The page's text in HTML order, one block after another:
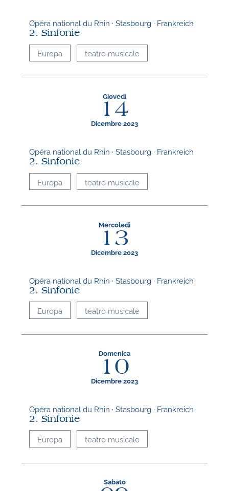
Opéra national du Rhin · Stasbourg · Frankreich
2. Sinfonie
Europa teatro musicale
Giovedì
14
Dicembre 2023
Opéra national du Rhin · Stasbourg · Frankreich
2. Sinfonie
Europa teatro musicale
Mercoledì
13
Dicembre 2023
Opéra national du Rhin · Stasbourg · Frankreich
2. Sinfonie
Europa teatro musicale
Domenica
10
Dicembre 2023
Opéra national du Rhin · Stasbourg · Frankreich
2. Sinfonie
Europa teatro musicale
Sabato